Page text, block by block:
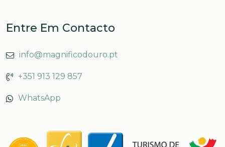
Entre Em Contacto
info@magnificodouro.pt
+351 913 129 857
WhatsApp